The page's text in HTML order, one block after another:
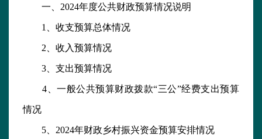
一、2024年度公共财政预算情况说明
1、收支预算总体情况
2、收入预算情况
3、支出预算情况
4、一般公共预算财政拨款“三公”经费支出预算
情况
5、2024年财政乡村振兴资金预算安排情况